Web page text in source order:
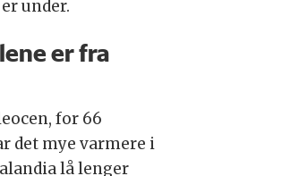
under.
er fra
for 66
det mye varmere i
lå lenger